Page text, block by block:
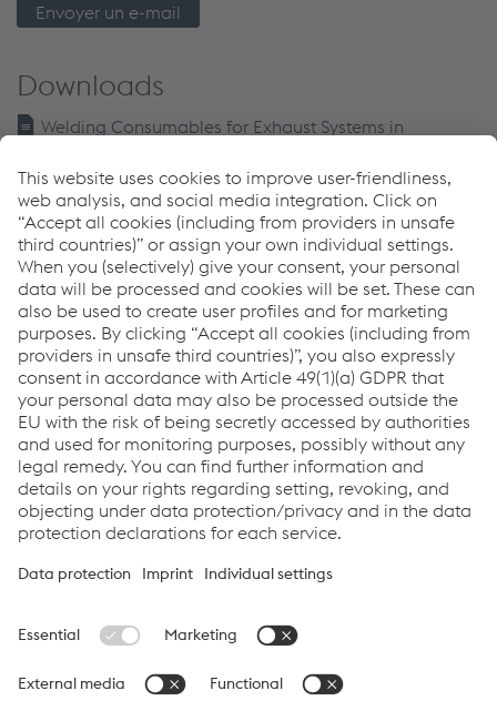
Envoyer un e-mail
Downloads
Welding Consumables for Exhaust Systems in
Links
Solutions complètes de soudage
weldTECH Application Services
Welding Software Solutions
Exemples de réussites
Nouvelles et Événements
Links
Soutien et service
Carrière
Conditions générales
Code of Conduct
Protection des données
Cookie settings
Language